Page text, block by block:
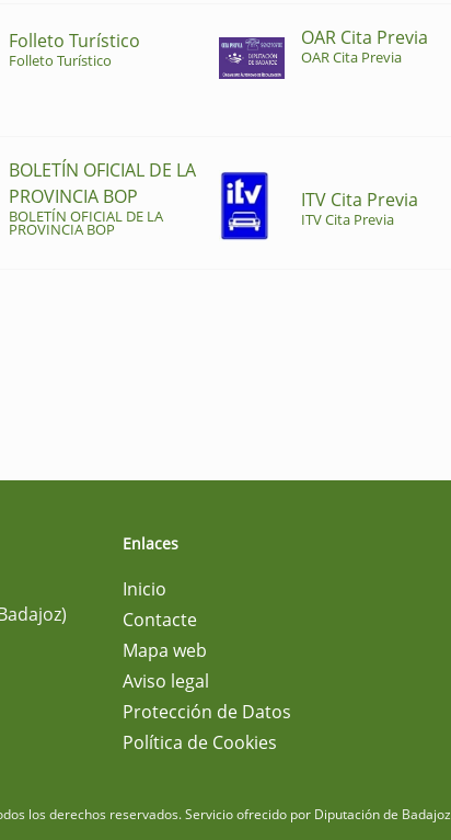
Folleto Turístico
Folleto Turístico
OAR Cita Previa
OAR Cita Previa
BOLETÍN OFICIAL DE LA
PROVINCIA BOP
BOLETÍN OFICIAL DE LA
PROVINCIA BOP
ITV Cita Previa
ITV Cita Previa
Enlaces
Inicio
Contacte
Mapa web
Aviso legal
Protección de Datos
Política de Cookies
los derechos reservados.Servicio ofrecido por Diputación de Badajoz